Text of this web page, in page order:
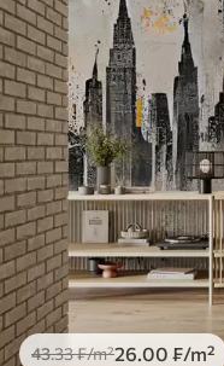
43.33₣/m²26 .00 ₣/m²